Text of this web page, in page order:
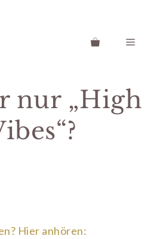
Menü
nur „High
Hier anhören: